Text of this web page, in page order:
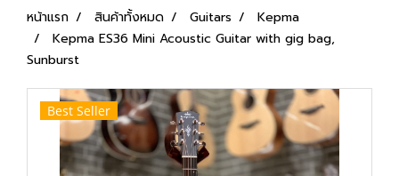
หน้าแรก สินค้าทั้งหมด Guitars
Kepma
Kepma ES36 Mini Acoustic Guitar with gig bag,
Sunburst
Best Seller